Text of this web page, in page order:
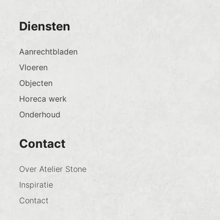
Diensten
Aanrechtbladen
Vloeren
Objecten
Horeca werk
Onderhoud
Contact
Over Atelier Stone
Inspiratie
Contact